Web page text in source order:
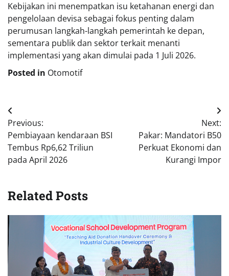
Kebijakan ini menempatkan isu ketahanan energi dan
pengelolaan devisa sebagai fokus penting dalam
perumusan langkah-langkah pemerintah ke depan,
sementara publik dan sektor terkait menanti
implementasi yang akan dimulai pada 1 Juli 2026.
Posted in Otomotif
Navigasi
pos
Previous:
Pembiayaan kendaraan BSI
Tembus Rp6,62 Triliun
pada April 2026
Next:
Pakar: Mandatori B50
Perkuat Ekonomi dan
Kurangi Impor
Related Posts